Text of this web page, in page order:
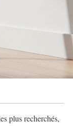
plus recherchés,